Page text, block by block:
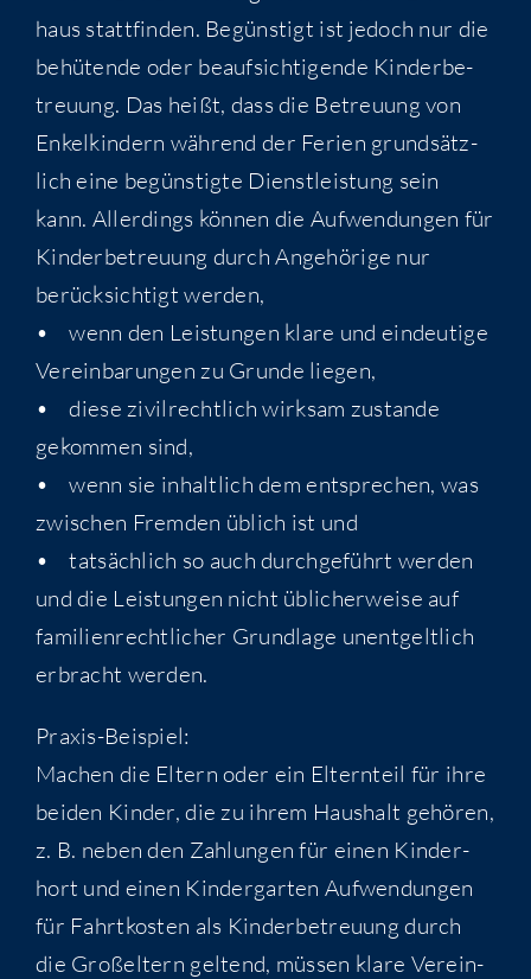
haus statt­fin­den. Begüns­tigt ist jedoch nur die
behü­ten­de oder beauf­sich­ti­gen­de Kin­der­be­
treu­ung. Das heißt, dass die Betreu­ung von
Enkel­kin­dern wäh­rend der Feri­en grund­sätz­
lich eine begüns­tig­te Dienst­leis­tung sein
kann. Aller­dings kön­nen die Auf­wen­dun­gen für
Kin­der­be­treu­ung durch Ange­hö­ri­ge nur
berück­sich­tigt werden,
• wenn den Leis­tun­gen kla­re und ein­deu­ti­ge
Ver­ein­ba­run­gen zu Grun­de liegen,
• die­se zivil­recht­lich wirk­sam zustan­de
gekom­men sind,
• wenn sie inhalt­lich dem ent­spre­chen, was
zwi­schen Frem­den üblich ist und
• tat­säch­lich so auch durch­ge­führt wer­den
und die Leis­tun­gen nicht übli­cher­wei­se auf
fami­li­en­recht­li­cher Grund­la­ge unent­gelt­lich
erbracht werden.
Pra­xis-Bei­spiel:
Machen die Eltern oder ein Eltern­teil für ihre
bei­den Kin­der, die zu ihrem Haus­halt gehö­ren,
z. B. neben den Zah­lun­gen für einen Kin­der­
hort und einen Kin­der­gar­ten Auf­wen­dun­gen
für Fahrt­kos­ten als Kin­der­be­treu­ung durch
die Groß­el­tern gel­tend, müs­sen kla­re Ver­ein­